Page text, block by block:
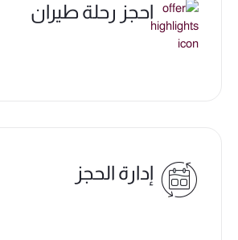
احجز رحلة طيران
إدارة الحجز